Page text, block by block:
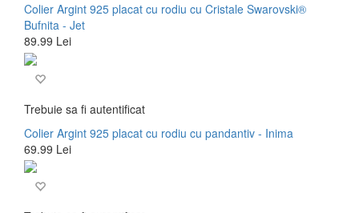
Colier Argint 925 placat cu rodiu cu Cristale Swarovski®
Bufnita - Jet
89.99 Lei
Trebuie sa fi autentificat
Colier Argint 925 placat cu rodiu cu pandantiv - Inima
69.99 Lei